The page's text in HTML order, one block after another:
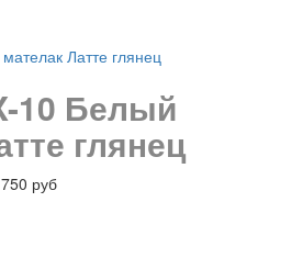
10 Белый
глянец
руб